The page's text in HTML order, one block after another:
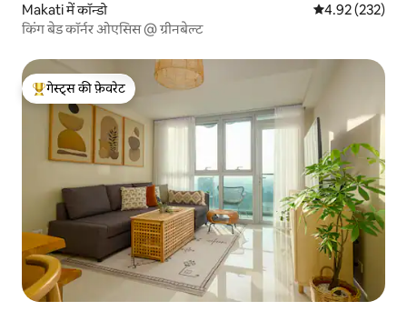
Makati में कॉन्डो औसत रेटिंग 5 में से
4.92 (232)
किंग बेड कॉर्नर ओएसिस @ ग्रीनबेल्ट
गेस्ट्स का टॉप फ़ेवरेट
गेस्ट्स की फ़ेवरेट